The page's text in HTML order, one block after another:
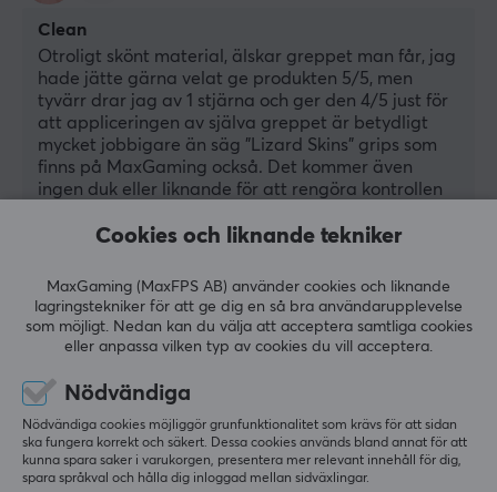
Clean
Otroligt skönt material, älskar greppet man får, jag
hade jätte gärna velat ge produkten 5/5, men
tyvärr drar jag av 1 stjärna och ger den 4/5 just för
att appliceringen av själva greppet är betydligt
mycket jobbigare än säg "Lizard Skins" grips som
finns på MaxGaming också. Det kommer även
ingen duk eller liknande för att rengöra kontrollen
utan du måste helt enkelt ha något hemma du kan
greppet.
Skönt material
Stilig
Jobbigt med applicering
Ingen engångs servett/duk
KontrolFreek Performance Grips - PS5
Cookies och liknande tekniker
MaxGaming (MaxFPS AB) använder cookies och liknande
lagringstekniker för att ge dig en så bra användarupplevelse
som möjligt. Nedan kan du välja att acceptera samtliga cookies
eller anpassa vilken typ av cookies du vill acceptera.
Nödvändiga
Nödvändiga cookies möjliggör grunfunktionalitet som krävs för att sidan
ska fungera korrekt och säkert. Dessa cookies används bland annat för att
kunna spara saker i varukorgen, presentera mer relevant innehåll för dig,
spara språkval och hålla dig inloggad mellan sidväxlingar.